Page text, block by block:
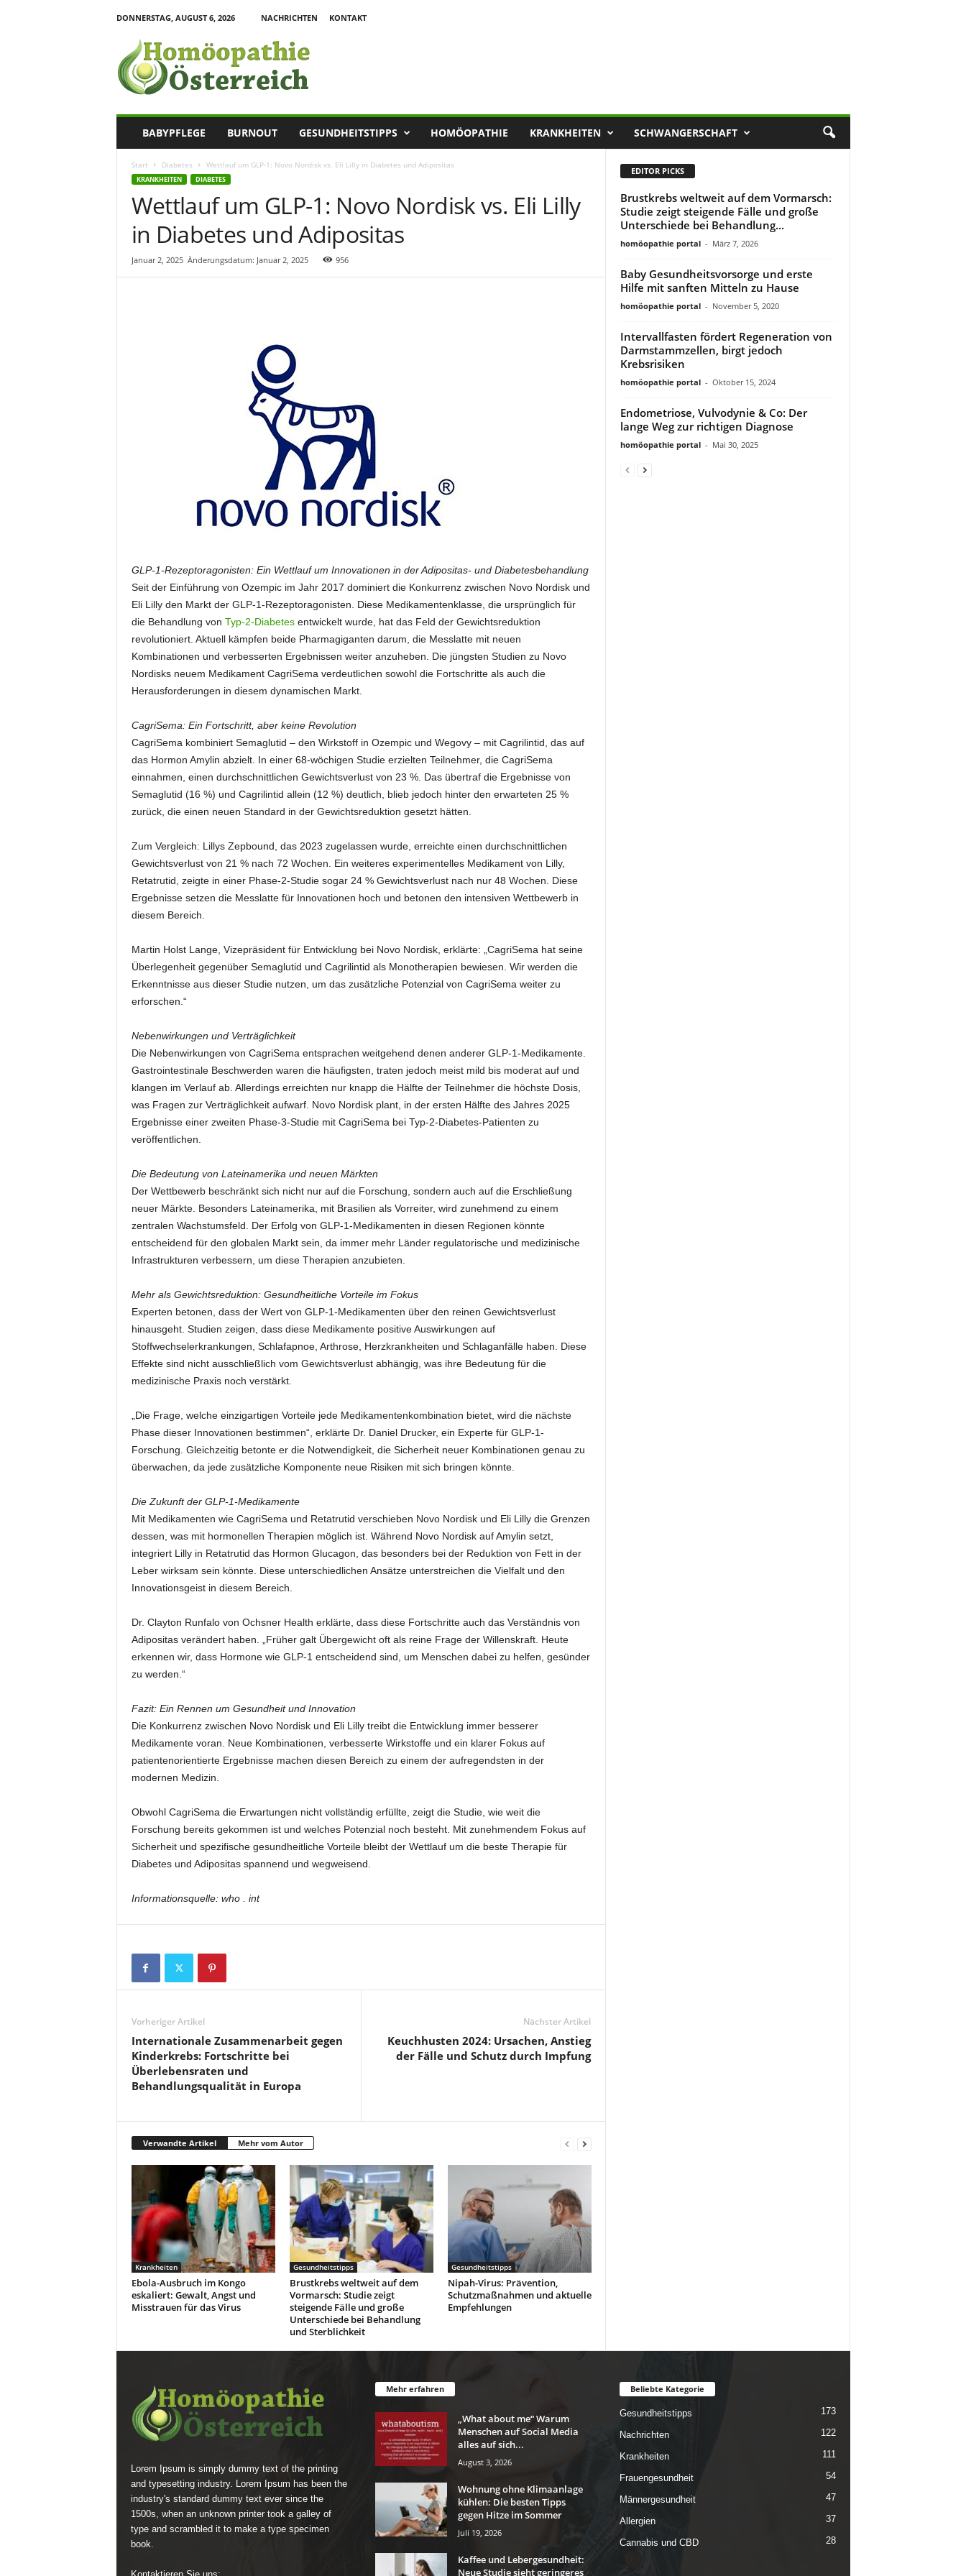
DONNERSTAG, AUGUST 6, 2026 NACHRICHTEN
KONTAKT
m
o
r
BABYPFLEGE BURNOUT GESUNDHEITSTIPPS HOMÖOPATHIE KRANKHEITEN SCHWANGERSCHAFT
Start Diabetes Wettlauf um GLP-1: Novo Nordisk vs. Eli Lilly in Diabetes und Adipositas
KRANKHEITEN DIABETES
Wettlauf um GLP-1: Novo Nordisk vs. Eli Lilly
in Diabetes und Adipositas
Januar 2, 2025 Änderungsdatum: Januar 2, 2025 956
GLP-1-Rezeptoragonisten: Ein Wettlauf um Innovationen in der Adipositas- und Diabetesbehandlung
Seit der Einführung von Ozempic im Jahr 2017 dominiert die Konkurrenz zwischen Novo Nordisk und
Eli Lilly den Markt der GLP-1-Rezeptoragonisten. Diese Medikamentenklasse, die ursprünglich für
die Behandlung von Typ-2-Diabetesentwickelt wurde, hat das Feld der Gewichtsreduktion
revolutioniert. Aktuell kämpfen beide Pharmagiganten darum, die Messlatte mit neuen
Kombinationen und verbesserten Ergebnissen weiter anzuheben. Die jüngsten Studien zu Novo
Nordisks neuem Medikament CagriSema verdeutlichen sowohl die Fortschritte als auch die
Herausforderungen in diesem dynamischen Markt.
CagriSema: Ein Fortschritt, aber keine Revolution
CagriSema kombiniert Semaglutid – den Wirkstoff in Ozempic und Wegovy – mit Cagrilintid, das auf
das Hormon Amylin abzielt. In einer 68-wöchigen Studie erzielten Teilnehmer, die CagriSema
einnahmen, einen durchschnittlichen Gewichtsverlust von 23 %. Das übertraf die Ergebnisse von
Semaglutid (16 %) und Cagrilintid allein (12 %) deutlich, blieb jedoch hinter den erwarteten 25 %
zurück, die einen neuen Standard in der Gewichtsreduktion gesetzt hätten.
Zum Vergleich: Lillys Zepbound, das 2023 zugelassen wurde, erreichte einen durchschnittlichen
Gewichtsverlust von 21 % nach 72 Wochen. Ein weiteres experimentelles Medikament von Lilly,
Retatrutid, zeigte in einer Phase-2-Studie sogar 24 % Gewichtsverlust nach nur 48 Wochen. Diese
Ergebnisse setzen die Messlatte für Innovationen hoch und betonen den intensiven Wettbewerb in
diesem Bereich.
Martin Holst Lange, Vizepräsident für Entwicklung bei Novo Nordisk, erklärte: „CagriSema hat seine
Überlegenheit gegenüber Semaglutid und Cagrilintid als Monotherapien bewiesen. Wir werden die
Erkenntnisse aus dieser Studie nutzen, um das zusätzliche Potenzial von CagriSema weiter zu
erforschen.“
Nebenwirkungen und Verträglichkeit
Die Nebenwirkungen von CagriSema entsprachen weitgehend denen anderer GLP-1-Medikamente.
Gastrointestinale Beschwerden waren die häufigsten, traten jedoch meist mild bis moderat auf und
klangen im Verlauf ab. Allerdings erreichten nur knapp die Hälfte der Teilnehmer die höchste Dosis,
was Fragen zur Verträglichkeit aufwarf. Novo Nordisk plant, in der ersten Hälfte des Jahres 2025
Ergebnisse einer zweiten Phase-3-Studie mit CagriSema bei Typ-2-Diabetes-Patienten zu
veröffentlichen.
Die Bedeutung von Lateinamerika und neuen Märkten
Der Wettbewerb beschränkt sich nicht nur auf die Forschung, sondern auch auf die Erschließung
neuer Märkte. Besonders Lateinamerika, mit Brasilien als Vorreiter, wird zunehmend zu einem
zentralen Wachstumsfeld. Der Erfolg von GLP-1-Medikamenten in diesen Regionen könnte
entscheidend für den globalen Markt sein, da immer mehr Länder regulatorische und medizinische
Infrastrukturen verbessern, um diese Therapien anzubieten.
Mehr als Gewichtsreduktion: Gesundheitliche Vorteile im Fokus
Experten betonen, dass der Wert von GLP-1-Medikamenten über den reinen Gewichtsverlust
hinausgeht. Studien zeigen, dass diese Medikamente positive Auswirkungen auf
Stoffwechselerkrankungen, Schlafapnoe, Arthrose, Herzkrankheiten und Schlaganfälle haben. Diese
Effekte sind nicht ausschließlich vom Gewichtsverlust abhängig, was ihre Bedeutung für die
medizinische Praxis noch verstärkt.
„Die Frage, welche einzigartigen Vorteile jede Medikamentenkombination bietet, wird die nächste
Phase dieser Innovationen bestimmen“, erklärte Dr. Daniel Drucker, ein Experte für GLP-1-
Forschung. Gleichzeitig betonte er die Notwendigkeit, die Sicherheit neuer Kombinationen genau zu
überwachen, da jede zusätzliche Komponente neue Risiken mit sich bringen könnte.
Die Zukunft der GLP-1-Medikamente
Mit Medikamenten wie CagriSema und Retatrutid verschieben Novo Nordisk und Eli Lilly die Grenzen
dessen, was mit hormonellen Therapien möglich ist. Während Novo Nordisk auf Amylin setzt,
integriert Lilly in Retatrutid das Hormon Glucagon, das besonders bei der Reduktion von Fett in der
Leber wirksam sein könnte. Diese unterschiedlichen Ansätze unterstreichen die Vielfalt und den
Innovationsgeist in diesem Bereich.
Dr. Clayton Runfalo von Ochsner Health erklärte, dass diese Fortschritte auch das Verständnis von
Adipositas verändert haben. „Früher galt Übergewicht oft als reine Frage der Willenskraft. Heute
erkennen wir, dass Hormone wie GLP-1 entscheidend sind, um Menschen dabei zu helfen, gesünder
zu werden.“
Fazit: Ein Rennen um Gesundheit und Innovation
Die Konkurrenz zwischen Novo Nordisk und Eli Lilly treibt die Entwicklung immer besserer
Medikamente voran. Neue Kombinationen, verbesserte Wirkstoffe und ein klarer Fokus auf
patientenorientierte Ergebnisse machen diesen Bereich zu einem der aufregendsten in der
modernen Medizin.
Obwohl CagriSema die Erwartungen nicht vollständig erfüllte, zeigt die Studie, wie weit die
Forschung bereits gekommen ist und welches Potenzial noch besteht. Mit zunehmendem Fokus auf
Sicherheit und spezifische gesundheitliche Vorteile bleibt der Wettlauf um die beste Therapie für
Diabetes und Adipositas spannend und wegweisend.
Informationsquelle: who . int
Vorheriger Artikel
Internationale Zusammenarbeit gegen
Kinderkrebs: Fortschritte bei
Überlebensraten und
Behandlungsqualität in Europa
Nächster Artikel
Keuchhusten 2024: Ursachen, Anstieg
der Fälle und Schutz durch Impfung
Verwandte Artikel Mehr vom Autor
Krankheiten
Ebola-Ausbruch im Kongo
eskaliert: Gewalt, Angst und
Misstrauen für das Virus
Gesundheitstipps
Brustkrebs weltweit auf dem
Vormarsch: Studie zeigt
steigende Fälle und große
Unterschiede bei Behandlung
und Sterblichkeit
Gesundheitstipps
Nipah-Virus: Prävention,
Schutzmaßnahmen und aktuelle
Empfehlungen
EDITOR PICKS
Brustkrebs weltweit auf dem Vormarsch:
Studie zeigt steigende Fälle und große
Unterschiede bei Behandlung...
homöopathie portal - März 7, 2026
Baby Gesundheitsvorsorge und erste
Hilfe mit sanften Mitteln zu Hause
homöopathie portal - November 5, 2020
Intervallfasten fördert Regeneration von
Darmstammzellen, birgt jedoch
Krebsrisiken
homöopathie portal - Oktober 15, 2024
Endometriose, Vulvodynie & Co: Der
lange Weg zur richtigen Diagnose
homöopathie portal - Mai 30, 2025
Lorem Ipsum is simply dummy text of the printing
and typesetting industry. Lorem Ipsum has been the
industry's standard dummy text ever since the
1500s, when an unknown printer took a galley of
type and scrambled it to make a type specimen
book.
Mehr erfahren
„What about me“ Warum
Menschen auf Social Media
alles auf sich...
August 3, 2026
Wohnung ohne Klimaanlage
kühlen: Die besten Tipps
gegen Hitze im Sommer
Juli 19, 2026
Kaffee und Lebergesundheit:
Neue Studie sieht geringeres
Beliebte Kategorie
Gesundheitstipps 173
Nachrichten 122
Krankheiten 111
Frauengesundheit 54
Männergesundheit 47
Allergien 37
Cannabis und CBD 28